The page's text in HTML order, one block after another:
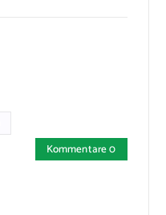
Kommentare 0